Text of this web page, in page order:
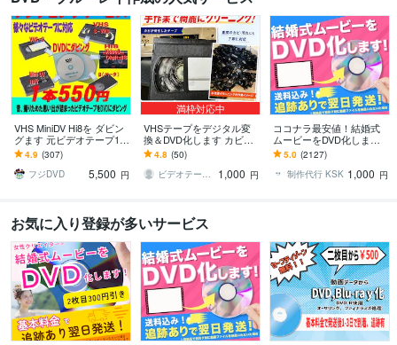
VHS MiniDV Hi8を ダビン
グます 元ビデオテープ10
本分の特別価格です
4.9 (307)
フジDVD
5,500 円
満枠対応中
VHSテープをデジタル変
換＆DVD化します カビ除
去対応。スマホ再生可。
プロ用機器で高画質！
4.8 (50)
ビデオテープ専門店
1,000 円
ココナラ最安値！結婚式
ムービーをDVD化します
当日or翌日発送！ケース
有り、送料込み、安心保
証付き
5.0 (2127)
制作代行 KSK 1,000 円
お気に入り登録が多いサービス